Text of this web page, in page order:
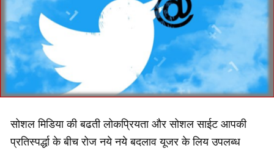
सोशल मिडिया की बढती लोकप्रियता और सोशल साईट आपकी
प्रतिस्पर्द्धा के बीच रोज नये नये बदलाव यूजर के लिय उपलब्ध